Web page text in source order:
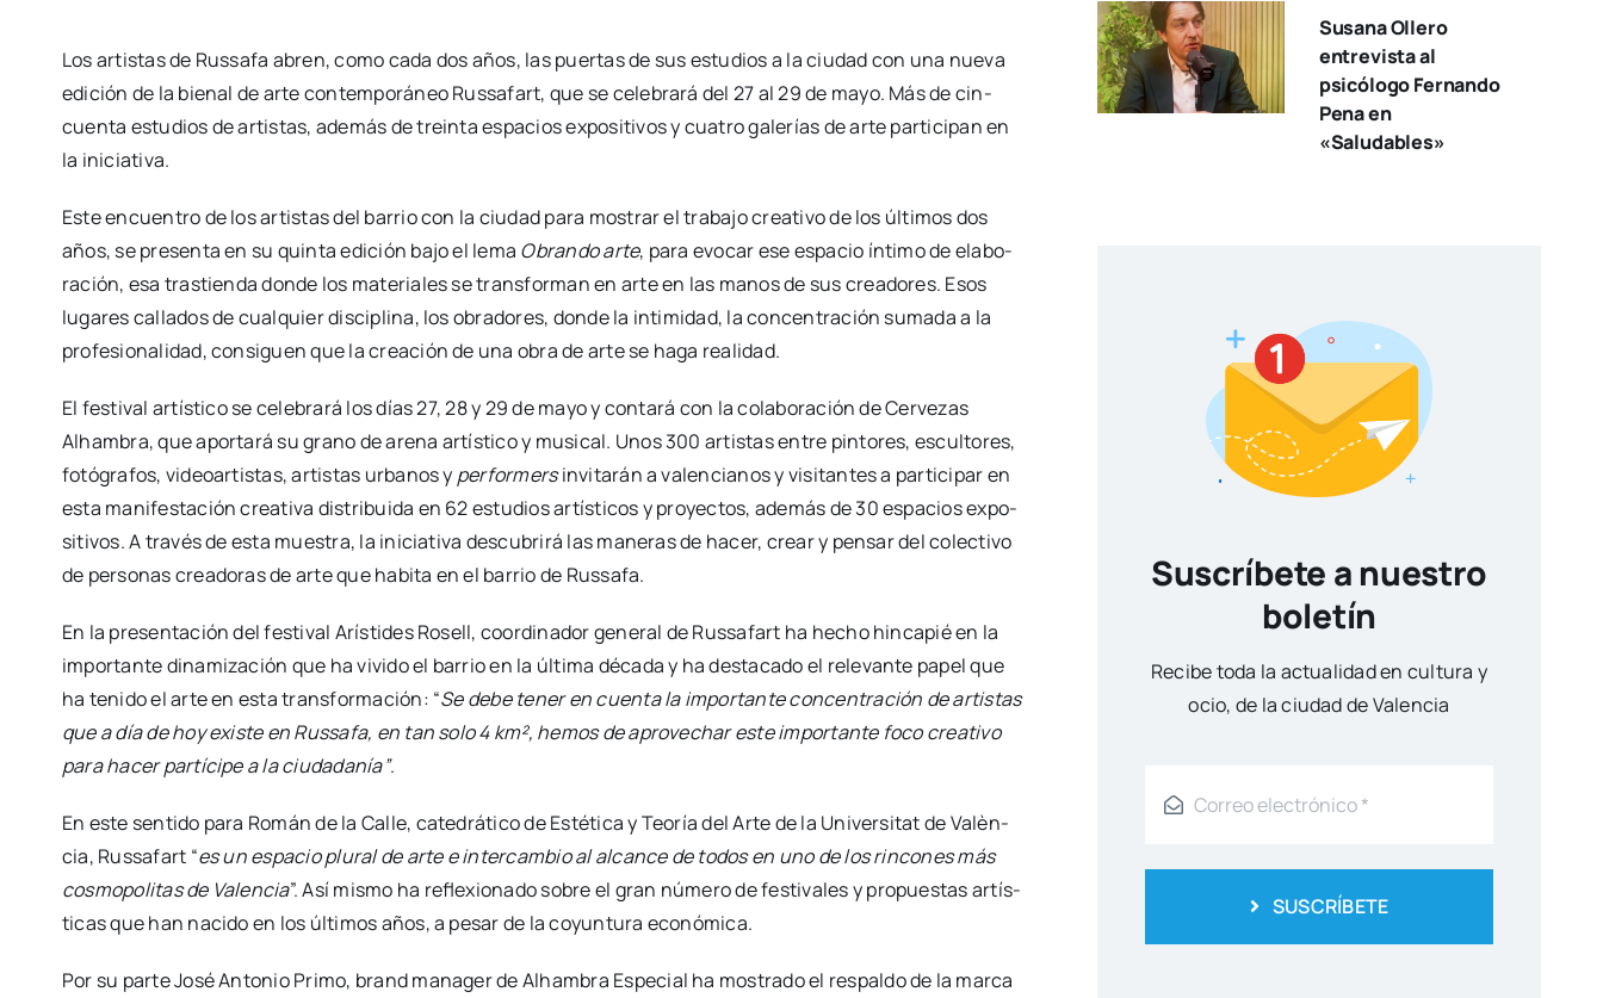
Los artis­tas de Rus­sa­fa abren, como cada dos años, las puer­tas de sus estu­dios a la ciu­dad con una nue­va
edi­ción de la bie­nal de arte con­tem­po­rá­neo Rus­sa­fart, que se cele­bra­rá del 27 al 29 de mayo. Más de cin­
cuen­ta estu­dios de artis­tas, ade­más de trein­ta espa­cios expo­si­ti­vos y cua­tro gale­rías de arte par­ti­ci­pan en
la ini­cia­ti­va.
Este encuen­tro de los artis­tas del barrio con la ciu­dad para mos­trar el tra­ba­jo crea­ti­vo de los últi­mos dos
años, se pre­sen­ta en su quin­ta edi­ción bajo el lema Obran­do arte, para evo­car ese espa­cio ínti­mo de ela­bo­
ra­ción, esa tras­tien­da don­de los mate­ria­les se trans­for­man en arte en las manos de sus crea­do­res. Esos
luga­res calla­dos de cual­quier dis­ci­pli­na, los obra­do­res, don­de la inti­mi­dad, la con­cen­tra­ción suma­da a la
pro­fe­sio­na­li­dad, con­si­guen que la crea­ción de una obra de arte se haga reali­dad.
El fes­ti­val artís­ti­co se cele­bra­rá los días 27, 28 y 29 de mayo y con­ta­rá con la cola­bo­ra­ción de Cer­ve­zas
Alham­bra, que apor­ta­rá su grano de are­na artís­ti­co y musi­cal. Unos 300 artis­tas entre pin­to­res, escul­to­res,
fotó­gra­fos, video­ar­tis­tas, artis­tas urba­nos y per­for­mersinvi­ta­rán a valen­cia­nos y visi­tan­tes a par­ti­ci­par en
esta mani­fes­ta­ción crea­ti­va dis­tri­bui­da en 62 estu­dios artís­ti­cos y pro­yec­tos, ade­más de 30 espa­cios expo­
si­ti­vos. A tra­vés de esta mues­tra, la ini­cia­ti­va des­cu­bri­rá las mane­ras de hacer, crear y pen­sar del colec­ti­vo
de per­so­nas crea­do­ras de arte que habi­ta en el barrio de Rus­sa­fa.
En la pre­sen­ta­ción del fes­ti­val Arís­ti­des Rosell, coor­di­na­dor gene­ral de Rus­sa­fart ha hecho hin­ca­pié en la
impor­tan­te dina­mi­za­ción que ha vivi­do el barrio en la últi­ma déca­da y ha des­ta­ca­do el rele­van­te papel que
ha teni­do el arte en esta trans­for­ma­ción: “Se debe tener en cuen­ta la impor­tan­te con­cen­tra­ción de artis­tas
que a día de hoy exis­te en Rus­sa­fa, en tan solo 4 km², hemos de apro­ve­char este impor­tan­te foco crea­ti­vo
para hacer par­tí­ci­pe a la ciu­da­da­nía”.
En este sen­ti­do para Román de la Calle, cate­drá­ti­co de Esté­ti­ca y Teo­ría del Arte de la Uni­ver­si­tat de Valèn­
cia, Rus­sa­fart “es un espa­cio plu­ral de arte e inter­cam­bio al alcan­ce de todos en uno de los rin­co­nes más
cos­mo­po­li­tas de Valen­cia”. Así mis­mo ha refle­xio­na­do sobre el gran núme­ro de fes­ti­va­les y pro­pues­tas artís­
ti­cas que han naci­do en los últi­mos años, a pesar de la coyun­tu­ra eco­nó­mi­ca.
Por su par­te José Anto­nio Pri­mo, brand mana­ger de Alham­bra Espe­cial ha mos­tra­do el res­pal­do de la mar­ca
Susana Ollero
entrevista al
psicólogo Fernando
Pena en
«Saludables»
Suscríbete a nuestro
boletín
Reci­be toda la actua­li­dad en cul­tu­ra y
ocio, de la ciu­dad de Valen­cia
SUSCRÍBETE